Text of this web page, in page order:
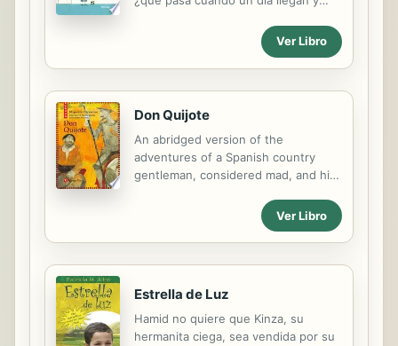
camino posible a transitar y están
organizados en cinco dimensiones
del barrio les gusta jugar al futbol en
la pista. Pero ¿qué pasa cuando un
día llegan y está ocupada? Una
historia sobre fútbol, sobre amistad y
sobre cómo las situaciones
controvertidas pueden tener un final
imprevisible.
Ver Libro
Don Quijote
An abridged version of the
adventures of a Spanish country
gentleman, considered mad, and his
of old to right wrongs and punish
Ver Libro
Estrella de Luz
Hamid no quiere que Kinza, su
hermanita ciega, sea vendida por su